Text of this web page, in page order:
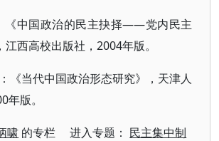
《中国政治的民主抉择——党内民主
西高校出版社，2004年版。
《当代中国政治形态研究》，天津人
版。
啸 的专栏 进入专题： 民主集中制